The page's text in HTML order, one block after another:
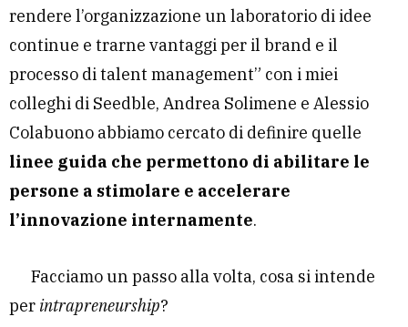
rendere l’organizzazione un laboratorio di idee
continue e trarne vantaggi per il brand e il
processo di talent management” con i miei
colleghi di Seedble, Andrea Solimene e Alessio
Colabuono abbiamo cercato di definire quelle
linee guida che permettono di abilitare le
persone a stimolare e accelerare
l’innovazione internamente.
Facciamo un passo alla volta, cosa si intende
per intrapreneurship?